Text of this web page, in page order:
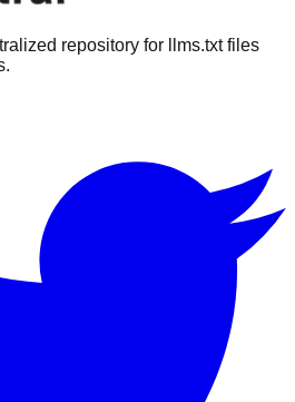
repository for llms.txt files